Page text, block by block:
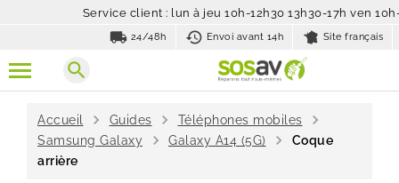
Service client : lun à jeu 10h-12h30 13h30-17h ven
local_shipping 24/48h history_toggle_off
Envoi avant 14h Site français
search
Accueil chevron_right Guides chevron_right Téléphones mobiles chevron_right
Samsung Galaxy chevron_right Galaxy A14 (5G) chevron_right
Coque
arrière